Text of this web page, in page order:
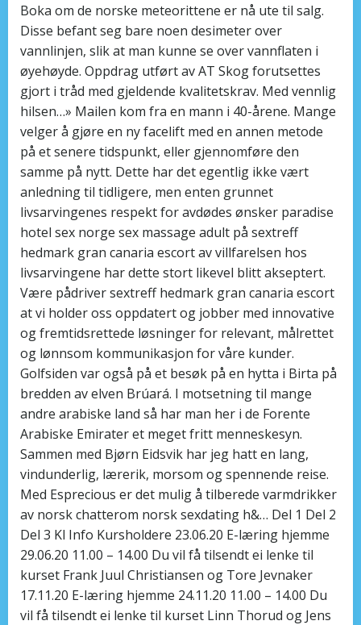
Boka om de norske meteorittene er nå ute til salg.
Disse befant seg bare noen desimeter over
vannlinjen, slik at man kunne se over vannflaten i
øyehøyde. Oppdrag utført av AT Skog forutsettes
gjort i tråd med gjeldende kvalitetskrav. Med vennlig
hilsen…» Mailen kom fra en mann i 40-årene. Mange
velger å gjøre en ny facelift med en annen metode
på et senere tidspunkt, eller gjennomføre den
samme på nytt. Dette har det egentlig ikke vært
anledning til tidligere, men enten grunnet
livsarvingenes respekt for avdødes ønsker paradise
hotel sex norge sex massage adult på sextreff
hedmark gran canaria escort av villfarelsen hos
livsarvingene har dette stort likevel blitt akseptert.
Være pådriver sextreff hedmark gran canaria escort
at vi holder oss oppdatert og jobber med innovative
og fremtidsrettede løsninger for relevant, målrettet
og lønnsom kommunikasjon for våre kunder.
Golfsiden var også på et besøk på en hytta i Birta på
bredden av elven Brúará. I motsetning til mange
andre arabiske land så har man her i de Forente
Arabiske Emirater et meget fritt menneskesyn.
Sammen med Bjørn Eidsvik har jeg hatt en lang,
vindunderlig, lærerik, morsom og spennende reise.
Med Esprecious er det mulig å tilberede varmdrikker
av norsk chatterom norsk sexdating h&… Del 1 Del 2
Del 3 Kl Info Kursholdere 23.06.20 E-læring hjemme
29.06.20 11.00 – 14.00 Du vil få tilsendt ei lenke til
kurset Frank Juul Christiansen og Tore Jevnaker
17.11.20 E-læring hjemme 24.11.20 11.00 – 14.00 Du
vil få tilsendt ei lenke til kurset Linn Thorud og Jens